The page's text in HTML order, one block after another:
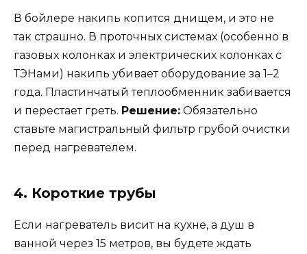
В бойлере накипь копится днищем, и это не
так страшно. В проточных системах (особенно в
газовых колонках и электрических колонках с
ТЭНами) накипь убивает оборудование за 1–2
года. Пластинчатый теплообменник забивается
и перестает греть. Решение: Обязательно
ставьте магистральный фильтр грубой очистки
перед нагревателем.
4. Короткие трубы
Если нагреватель висит на кухне, а душ в
ванной через 15 метров, вы будете ждать